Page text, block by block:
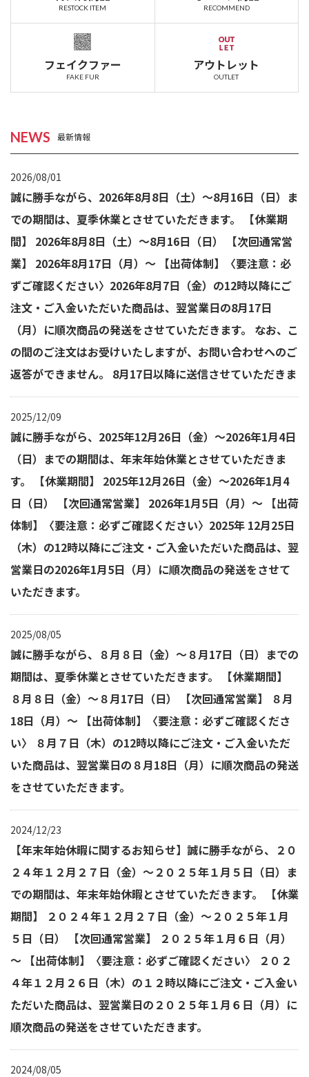
RESTOCK ITEM RECOMMEND
フェイクファー
FAKE FUR
アウトレット
OUTLET
NEWS 最新情報
2026/08/01
誠に勝手ながら、2026年8月8日（土）～8月16日（日）ま
での期間は、夏季休業とさせていただきます。 【休業期
間】 2026年8月8日（土）～8月16日（日） 【次回通常営
業】 2026年8月17日（月）～ 【出荷体制】〈要注意：必
ずご確認ください〉2026年8月7日（金）の12時以降にご
注文・ご入金いただいた商品は、翌営業日の8月17日
（月）に順次商品の発送をさせていただきます。 なお、こ
の間のご注文はお受けいたしますが、お問い合わせへのご
返答ができません。 8月17日以降に送信させていただきま
2025/12/09
誠に勝手ながら、2025年12月26日（金）～2026年1月4日
（日）までの期間は、年末年始休業とさせていただきま
す。 【休業期間】 2025年12月26日（金）～2026年1月4
日（日） 【次回通常営業】 2026年1月5日（月）～ 【出荷
体制】〈要注意：必ずご確認ください〉2025年 12月25日
（木）の12時以降にご注文・ご入金いただいた商品は、翌
営業日の2026年1月5日（月）に順次商品の発送をさせて
いただきます。
2025/08/05
誠に勝手ながら、８月８日（金）～８月17日（日）までの
期間は、夏季休業とさせていただきます。 【休業期間】
８月８日（金）～８月17日（日） 【次回通常営業】 ８月
18日（月）～ 【出荷体制】〈要注意：必ずご確認くださ
い〉 ８月７日（木）の12時以降にご注文・ご入金いただ
いた商品は、翌営業日の８月18日（月）に順次商品の発送
をさせていただきます。
2024/12/23
【年末年始休暇に関するお知らせ】誠に勝手ながら、２０
２４年１２月２７日（金）～２０２５年１月５日（日）ま
での期間は、年末年始休暇とさせていただきます。 【休業
期間】 ２０２４年１２月２７日（金）～２０２５年１月
５日（日） 【次回通常営業】 ２０２５年１月６日（月）
～ 【出荷体制】〈要注意：必ずご確認ください〉 ２０２
４年１２月２６日（木）の１２時以降にご注文・ご入金い
ただいた商品は、翌営業日の２０２５年１月６日（月）に
順次商品の発送をさせていただきます。
2024/08/05